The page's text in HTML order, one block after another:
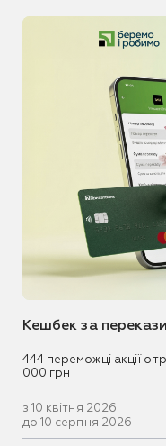
Кешбек за
444 переможці акції
000 грн
з 10 квітня 2026
до 10 серпня 2026